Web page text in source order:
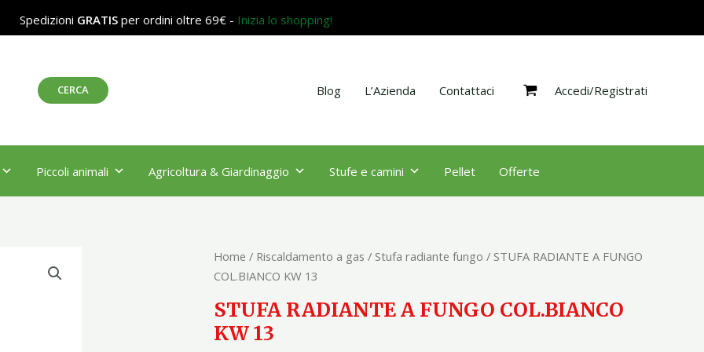
Spedizioni GRATIS per ordini oltre 69€ - Inizia lo shopping!
CERCA Blog L’Azienda Contattaci Accedi/Registrati
Piccoli animali Agricoltura & Giardinaggio Stufe e camini Pellet Offerte
Home / Riscaldamento a gas / Stufa radiante fungo / STUFA RADIANTE A FUNGO
COL.BIANCO KW 13
STUFA RADIANTE A FUNGO COL.BIANCO
KW 13
STUFA
RADIANTE
FUNGO
COL.BIANCO
COL.BIANCO
quantità